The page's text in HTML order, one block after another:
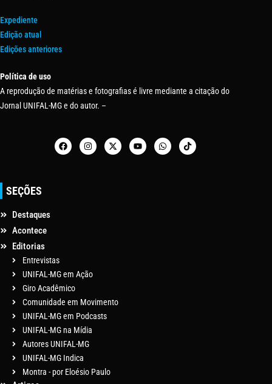
Expediente
Edição atual
Edições anteriores
Política de uso
A reprodução de matérias e fotografias é livre mediante a citação do
Jornal UNIFAL-MG e do autor. –
SEÇÕES
Destaques
Acontece
Editorias
Entrevistas
UNIFAL-MG em Ação
Giro Acadêmico
Comunidade em Movimento
UNIFAL-MG em Podcasts
UNIFAL-MG na Mídia
Autores UNIFAL-MG
UNIFAL-MG Indica
Montra - por Eloésio Paulo